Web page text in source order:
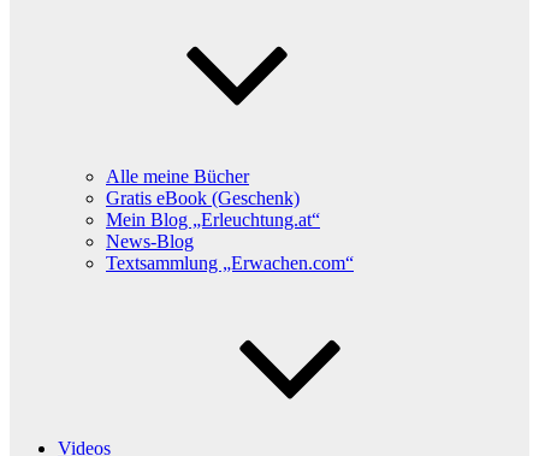
Alle meine Bücher
Gratis eBook (Geschenk)
Mein Blog „Erleuchtung.at“
News-Blog
Textsammlung „Erwachen.com“
Videos